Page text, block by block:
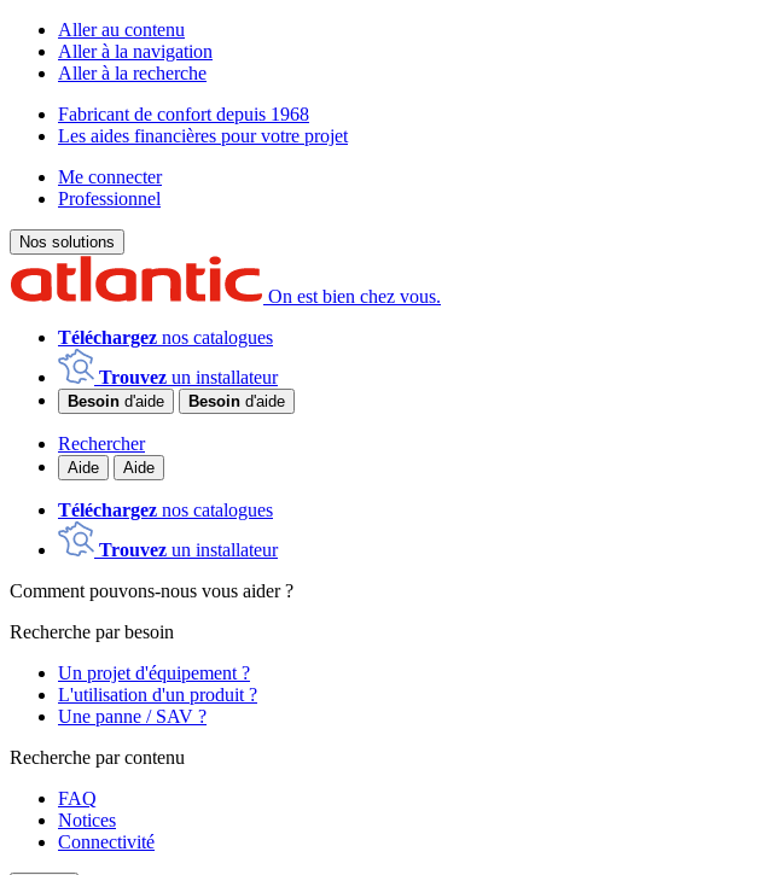
Aller au contenu
Aller à la navigation
Aller à la recherche
Fabricant de confort depuis 1968
Les aides financières pour votre projet
Me connecter
Professionnel
Nos solutions
On est bien chez vous.
Téléchargez nos catalogues
Trouvez un installateur
Besoin d'aide Besoin d'aide
Rechercher
Aide Aide
Téléchargez nos catalogues
Trouvez un installateur
Comment pouvons-nous vous aider ?
Recherche par besoin
Un projet d'équipement ?
L'utilisation d'un produit ?
Une panne / SAV ?
Recherche par contenu
FAQ
Notices
Connectivité